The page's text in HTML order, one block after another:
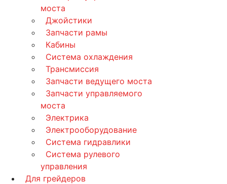
моста
Джойстики
Запчасти рамы
Кабины
Система охлаждения
Трансмиссия
Запчасти ведущего моста
Запчасти управляемого
моста
Электрика
Электрооборудование
Система гидравлики
Система рулевого
управления
Для грейдеров